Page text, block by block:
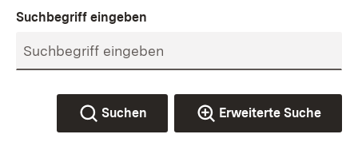
Suchbegriff eingeben
Suchen Erweiterte Suche